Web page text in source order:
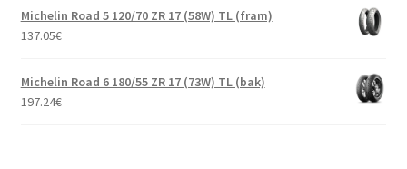
Michelin Road 5 120/70 ZR 17 (58W) TL (fram)
137.05€
Michelin Road 6 180/55 ZR 17 (73W) TL (bak)
197.24€